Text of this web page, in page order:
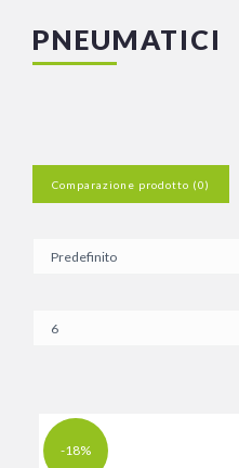
PNEUMATICI
Comparazione prodotto (0)
-18%